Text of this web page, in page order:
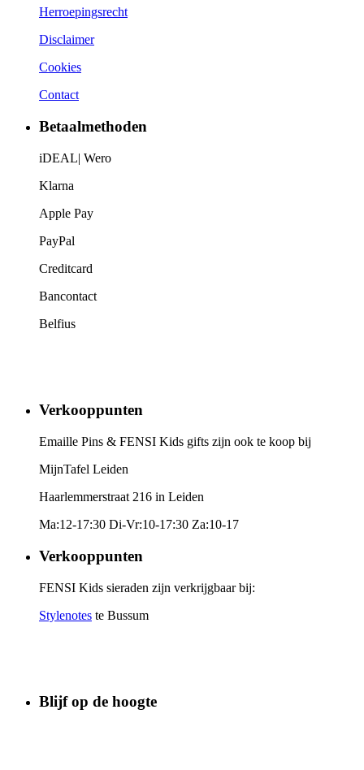
Herroepingsrecht
Disclaimer
Cookies
Contact
Betaalmethoden
iDEAL| Wero
Klarna
Apple Pay
PayPal
Creditcard
Bancontact
Belfius
Verkooppunten
Emaille Pins & FENSI Kids gifts zijn ook te koop bij
MijnTafel Leiden
Haarlemmerstraat 216 in Leiden
Ma:12-17:30 Di-Vr:10-17:30 Za:10-17
Verkooppunten
FENSI Kids sieraden zijn verkrijgbaar bij:
Stylenotes te Bussum
Blijf op de hoogte